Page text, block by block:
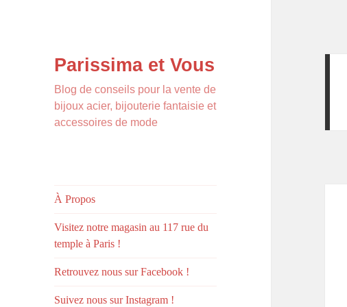
Parissima et Vous
Blog de conseils pour la vente de
bijoux acier, bijouterie fantaisie et
accessoires de mode
À Propos
Visitez notre magasin au 117 rue du
temple à Paris !
Retrouvez nous sur Facebook !
Suivez nous sur Instagram !